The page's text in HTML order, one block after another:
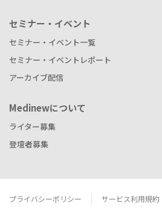
セミナー・イベント
セミナー・イベント一覧
セミナー・イベントレポート
アーカイブ配信
Medinewについて
ライター募集
登壇者募集
プライバシーポリシー サービス利用規約